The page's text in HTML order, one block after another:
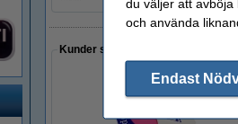
Kunder som gjort ett liknande köp
du väljer att avböja
och använda
Endast